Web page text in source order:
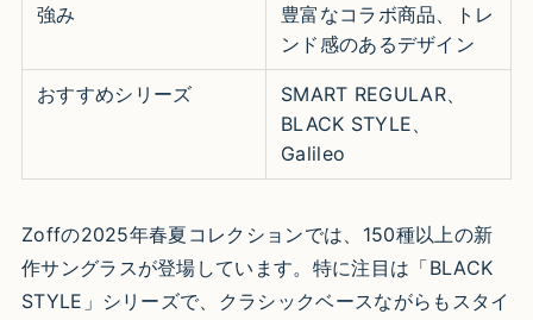
強み
豊富なコラボ商品、トレ
ンド感のあるデザイン
おすすめシリーズ
SMART REGULAR、
BLACK STYLE、
Galileo
Zoffの2025年春夏コレクションでは、150種以上の新
作サングラスが登場しています。特に注目は「BLACK
STYLE」シリーズで、クラシックベースながらもスタイ